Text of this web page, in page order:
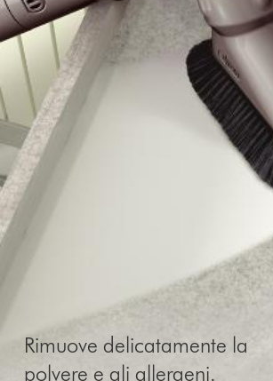
Rimuove delicatamente la
polvere e gli allergeni.